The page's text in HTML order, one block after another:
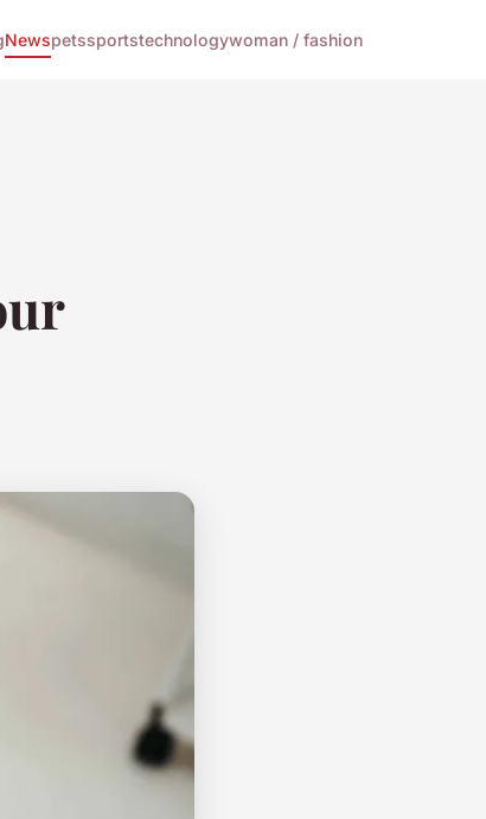
Newspetssportstechnologywoman / fashion